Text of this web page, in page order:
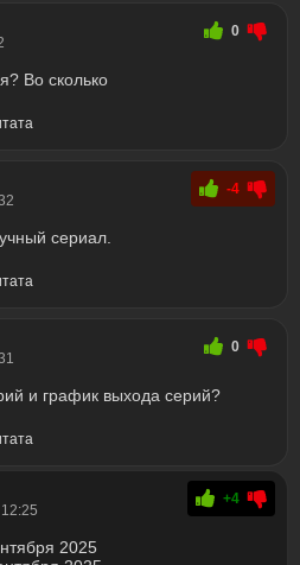
0
Во сколько
-4
сериал.
0
и график выхода серий?
+4
2025